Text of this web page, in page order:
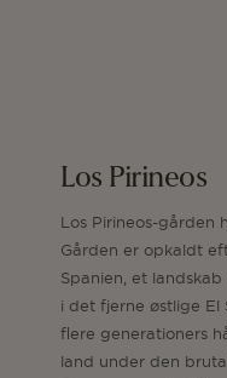
Los Pirineos
Los Pirineos-gården
Gården er opkaldt
Spanien, et
i det fjerne østlige
flere generationers
land under den